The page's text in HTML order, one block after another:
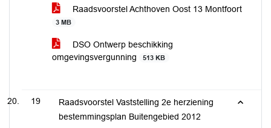
Raadsvoorstel Achthoven Oost 13 Montfoort
3 MB
DSO Ontwerp beschikking
omgevingsvergunning
513 KB
19
Raadsvoorstel Vaststelling 2e herziening
bestemmingsplan Buitengebied 2012